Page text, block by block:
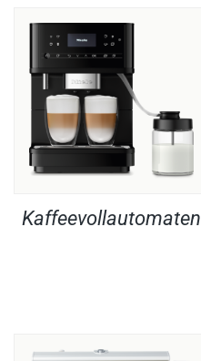
Kaffeevollautomaten